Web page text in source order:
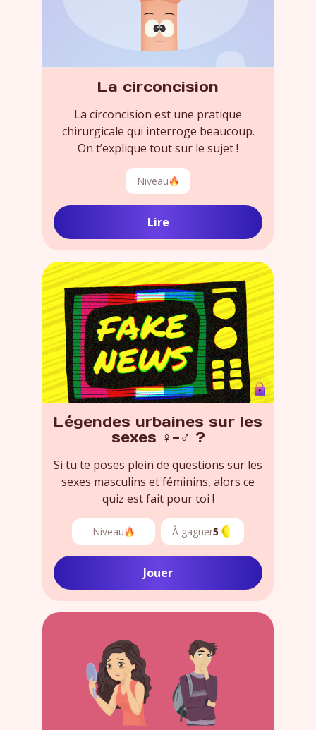
La circoncision
La circoncision est une pratique
chirurgicale qui interroge beaucoup.
On t’explique tout sur le sujet !
Niveau
Lire
Légendes urbaines sur les
sexes ♀-♂ ?
Si tu te poses plein de questions sur les
sexes masculins et féminins, alors ce
quiz est fait pour toi !
Niveau À gagner5
Jouer